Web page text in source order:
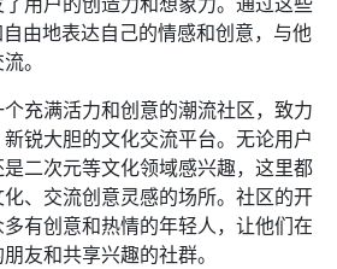
由地表达自己的情感和创意，与他
。
充满活力和创意的潮流社区，致力
锐大胆的文化交流平台。无论用户
二次元等文化领域感兴趣，这里都
、交流创意灵感的场所。社区的开
有创意和热情的年轻人，让他们在
友和共享兴趣的社群。